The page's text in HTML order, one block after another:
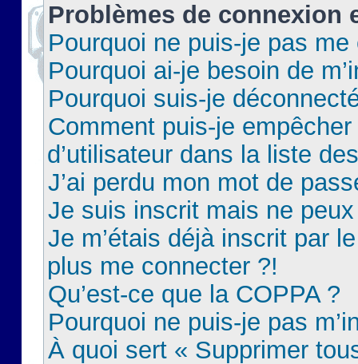
Problèmes de connexion
Pourquoi ne puis-je pas
Pourquoi ai-je besoin de
Pourquoi suis-je
Comment puis-je
d’utilisateur dans la liste
J’ai perdu mon mot de
Je suis inscrit mais ne
Je m’étais déjà inscrit par
plus me connecter ?!
Qu’est-ce que la COPPA ?
Pourquoi ne puis-je pas
À quoi sert « Supprimer